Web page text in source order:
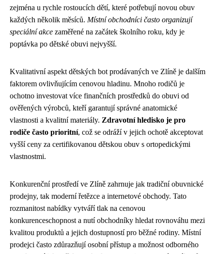
zejména u rychle rostoucích dětí, které potřebují novou obuv
každých několik měsíců. Místní obchodníci často organizují
speciální akce zaměřené na začátek školního roku, kdy je
poptávka po dětské obuvi nejvyšší.
Kvalitativní aspekt dětských bot prodávaných ve Zlíně je dalším
faktorem ovlivňujícím cenovou hladinu. Mnoho rodičů je
ochotno investovat více finančních prostředků do obuvi od
ověřených výrobců, kteří garantují správné anatomické
vlastnosti a kvalitní materiály. Zdravotní hledisko je pro
rodiče často prioritní, což se odráží v jejich ochotě akceptovat
vyšší ceny za certifikovanou dětskou obuv s ortopedickými
vlastnostmi.
Konkurenční prostředí ve Zlíně zahrnuje jak tradiční obuvnické
prodejny, tak moderní řetězce a internetové obchody. Tato
rozmanitost nabídky vytváří tlak na cenovou
konkurenceschopnost a nutí obchodníky hledat rovnováhu mezi
kvalitou produktů a jejich dostupností pro běžné rodiny. Místní
prodejci často zdůrazňují osobní přístup a možnost odborného